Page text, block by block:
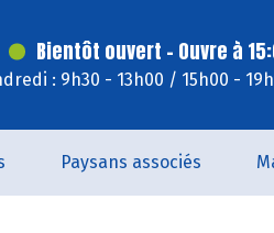
Bientôt ouvert - Ouvre à
: 9h30 - 13h00 / 15h00 -
Paysans associés